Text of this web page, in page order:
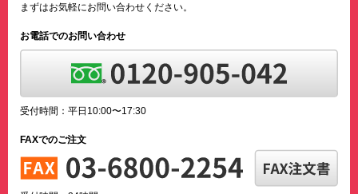
まずはお気軽にお問い合わせください。
お電話でのお問い合わせ
受付時間：平日10:00〜17:30
FAXでのご注文